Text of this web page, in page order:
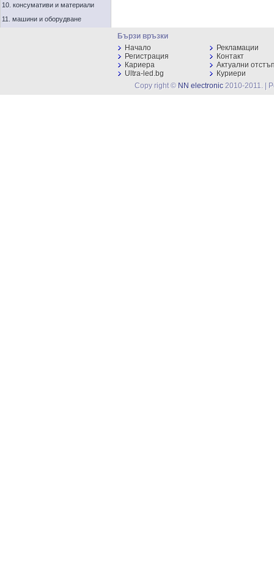
10. консумативи и материали
11. машини и оборудване
Бързи връзки
Начало
Рекламации
Регистрация
Контакт
Кариера
Актуални
Ultra-led.bg
Куриери
Copy right © NN electronic 2010-2011. |